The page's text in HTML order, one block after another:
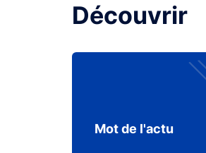
Découvrir
Mot de l'actu